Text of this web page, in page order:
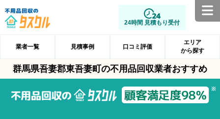
24時間 見積もり受付
業者一覧 見積事例 口コミ評価
エリア
から探す
群馬県吾妻郡東吾妻町の不用品回収業者おすすめ